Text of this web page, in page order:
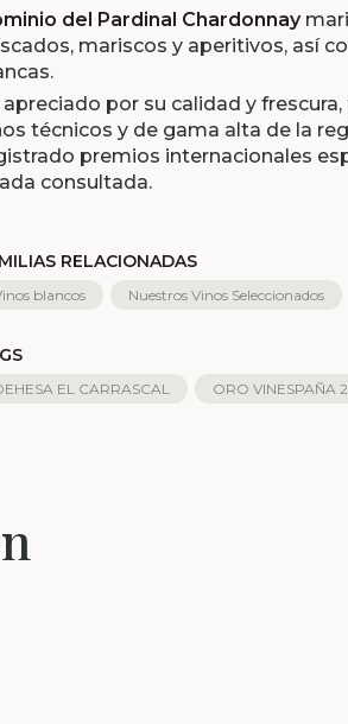
del Pardinal Chardonnay
mariscos y aperitivos, así
apreciado por su calidad y
técnicos y de gama alta de la
premios internacionales
consultada.
RELACIONADAS
blancos Nuestros Vinos Seleccionados
EL CARRASCAL ORO VINESPAÑA